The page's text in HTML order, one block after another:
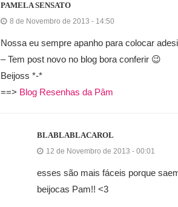
PAMELA SENSATO
8 de Novembro de 2013 - 14:50
Nossa eu sempre apanho para colocar
– Tem post novo no blog bora conferir 😉
Beijoss *-*
==> Blog Resenhas da Pâm
BLABLABLACAROL
12 de Novembro de 2013 - 00:01
esses são mais fáceis porque
beijocas Pam!! <3